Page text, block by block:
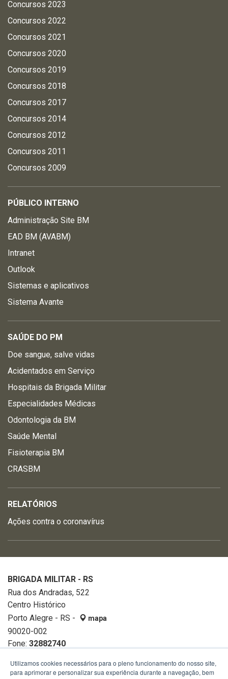
Concursos 2023
Concursos 2022
Concursos 2021
Concursos 2020
Concursos 2019
Concursos 2018
Concursos 2017
Concursos 2014
Concursos 2012
Concursos 2011
Concursos 2009
PÚBLICO INTERNO
Administração Site BM
EAD BM (AVABM)
Intranet
Outlook
Sistemas e aplicativos
Sistema Avante
SAÚDE DO PM
Doe sangue, salve vidas
Acidentados em Serviço
Hospitais da Brigada Militar
Especialidades Médicas
Odontologia da BM
Saúde Mental
Fisioterapia BM
CRASBM
RELATÓRIOS
Ações contra o coronavírus
BRIGADA MILITAR - RS
Rua dos Andradas, 522
Centro Histórico
Porto Alegre - RS -
mapa
90020-002
Fone: 32882740
Utilizamos cookies necessários para o pleno funcionamento do nosso site,
para aprimorar e personalizar sua experiência durante a navegação, bem